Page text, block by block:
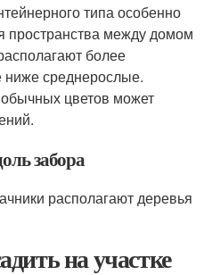
типа особенно
пространства между домом
более
среднерослые.
цветов может
забора
располагают деревья
на участке